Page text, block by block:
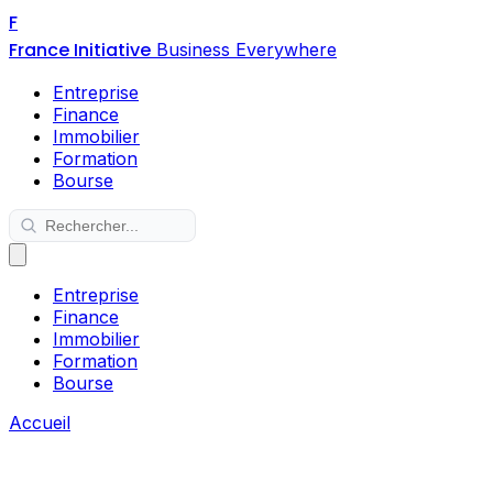
F
France Initiative Business Everywhere
Entreprise
Finance
Immobilier
Formation
Bourse
Entreprise
Finance
Immobilier
Formation
Bourse
Accueil